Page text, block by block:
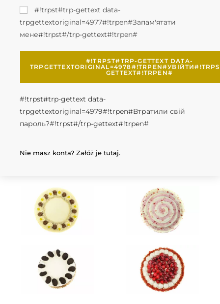
#!trpst#trp-gettext data-
trpgettextoriginal=4977#!trpen#Запам'ятати
мене#!trpst#/trp-gettext#!trpen#
#!TRPST#TRP-GETTEXT DATA-
GETTEXT#!TRPEN#
#!trpst#trp-gettext data-
trpgettextoriginal=4979#!trpen#Втратили свій
пароль?#!trpst#/trp-gettext#!trpen#
Nie masz konta? Załóż je tutaj.